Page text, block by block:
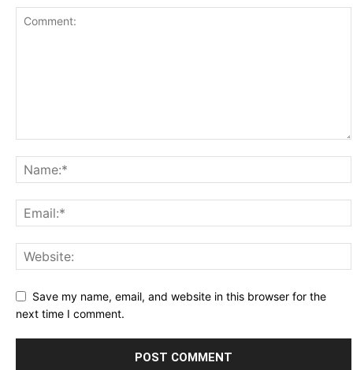
Save my name, email, and website in this browser for the
next time I comment.